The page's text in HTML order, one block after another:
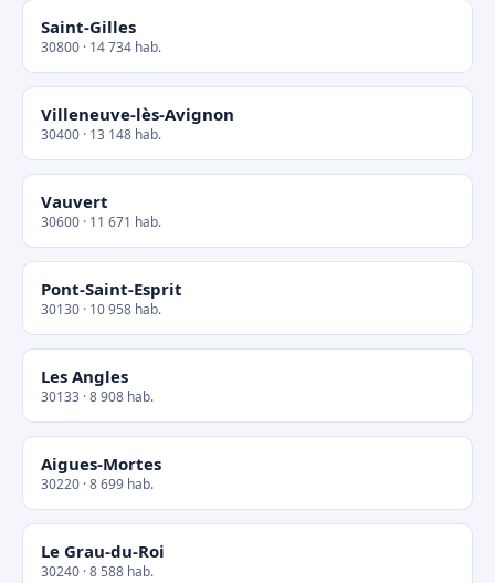
Saint-Gilles
30800 · 14 734 hab.
Villeneuve-lès-Avignon
30400 · 13 148 hab.
Vauvert
30600 · 11 671 hab.
Pont-Saint-Esprit
30130 · 10 958 hab.
Les Angles
30133 · 8 908 hab.
Aigues-Mortes
30220 · 8 699 hab.
Le Grau-du-Roi
30240 · 8 588 hab.